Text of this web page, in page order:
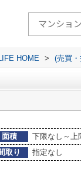
HOME > (売買
面積 下限なし～上
取り
指定なし